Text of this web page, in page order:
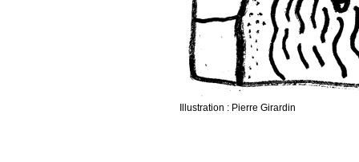
Illustration : Pierre Girardin